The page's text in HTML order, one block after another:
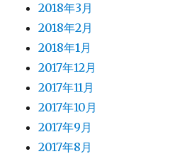
2018年3月
2018年2月
2018年1月
2017年12月
2017年11月
2017年10月
2017年9月
2017年8月